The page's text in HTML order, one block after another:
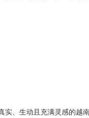
实、生动且充满灵感的